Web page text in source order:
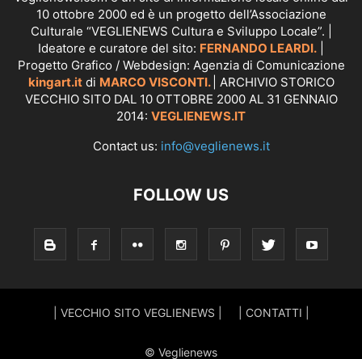
10 ottobre 2000 ed è un progetto dell’Associazione
Culturale “VEGLIENEWS Cultura e Sviluppo Locale”. |
Ideatore e curatore del sito: FERNANDO LEARDI.
Progetto Grafico / Webdesign: Agenzia di Comunicazione
kingart.itdi MARCO VISCONTI. | ARCHIVIO STORICO
VECCHIO SITO DAL 10 OTTOBRE 2000 AL 31 GENNAIO
2014: VEGLIENEWS.IT
Contact us: info@veglienews.it
FOLLOW US
| VECCHIO SITO VEGLIENEWS | | CONTATTI |
© Veglienews